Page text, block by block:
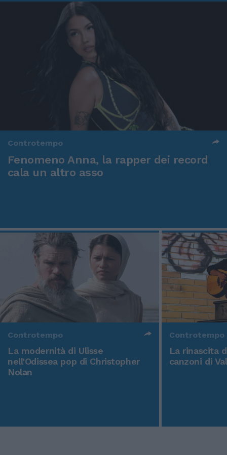
Controtempo
Fenomeno Anna, la rapper dei record
cala un altro asso
Controtempo
La modernità di Ulisse
nell'Odissea pop di Christopher
Nolan
Controtempo
La rinascita
canzoni di